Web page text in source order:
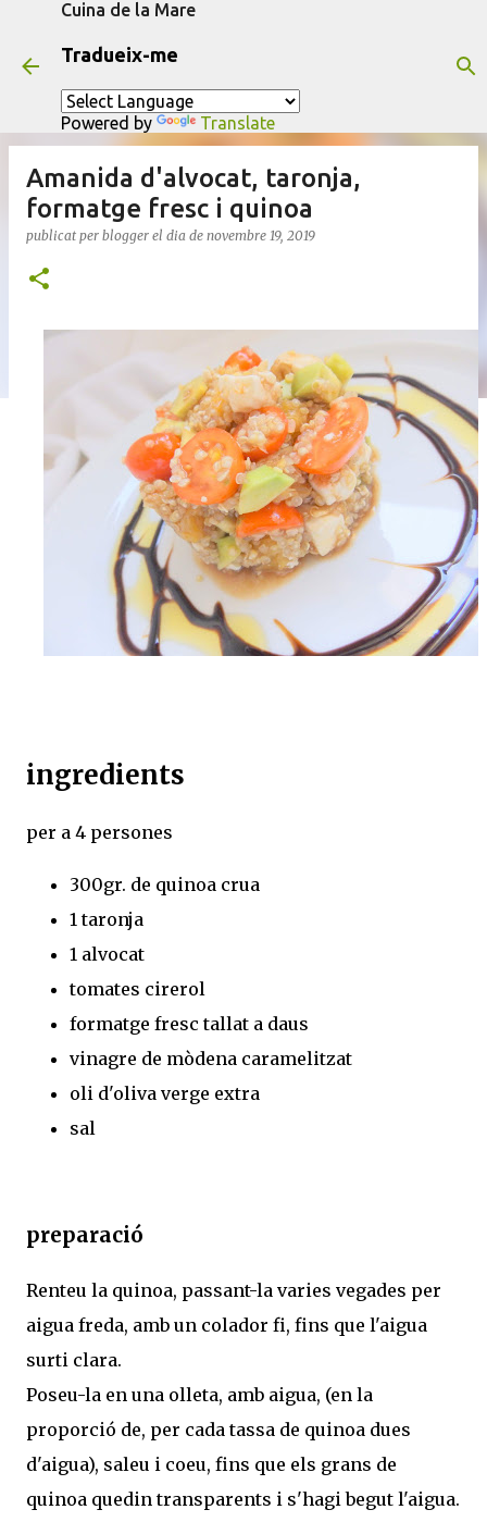
Cuina de la Mare
Tradueix-me
Powered by Translate
Amanida d'alvocat, taronja,
formatge fresc i quinoa
publicat per blogger el dia de novembre 19, 2019
ingredients
per a 4 persones
300gr. de quinoa crua
1 taronja
1 alvocat
tomates cirerol
formatge fresc tallat a daus
vinagre de mòdena caramelitzat
oli d'oliva verge extra
sal
preparació
Renteu la quinoa, passant-la varies vegades per
aigua freda, amb un colador fi, fins que l'aigua
surti clara.
Poseu-la en una olleta, amb aigua, (en la
proporció de, per cada tassa de quinoa dues
d'aigua), saleu i coeu, fins que els grans de
quinoa quedin transparents i s'hagi begut l'aigua.